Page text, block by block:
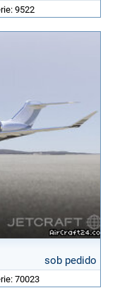
9522
sob pedido
70023